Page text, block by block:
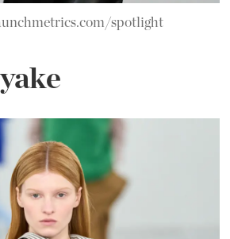
spotlight